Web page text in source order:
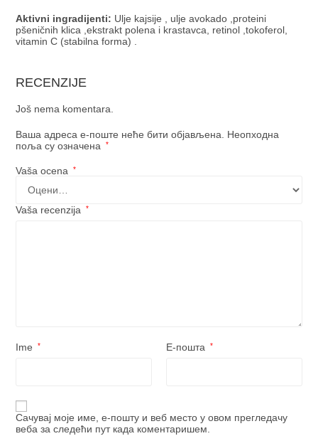
Aktivni ingradijenti: Ulje kajsije , ulje avokado ,proteini
pšeničnih klica ,ekstrakt polena i krastavca, retinol ,tokoferol,
vitamin C (stabilna forma) .
RECENZIJE
Još nema komentara.
Ваша адреса е-поште неће бити објављена.
Неопходна
поља су означена
*
Vaša ocena *
Vaša recenzija *
Ime * Е-пошта *
Сачувај моје име, е-пошту и веб место у овом прегледачу
веба за следећи пут када коментаришем.